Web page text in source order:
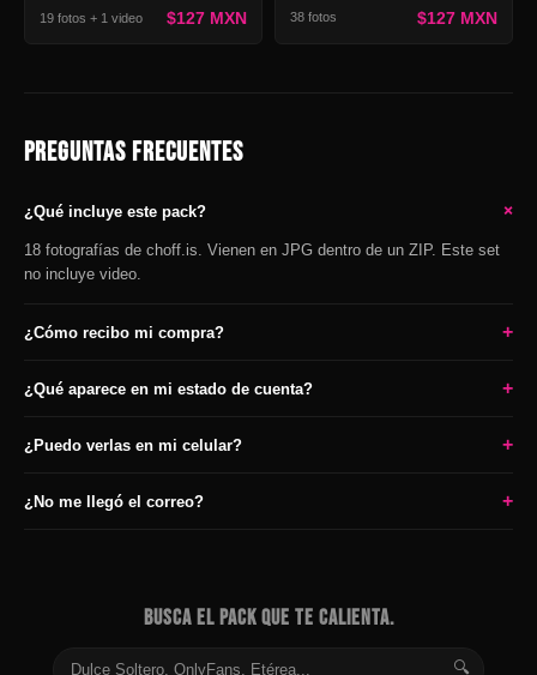
19 fotos + 1 video $127 MXN 38 fotos $127 MXN
PREGUNTAS FRECUENTES
¿Qué incluye este pack? +
18 fotografías de choff.is. Vienen en JPG dentro de un ZIP. Este set
no incluye video.
¿Cómo recibo mi compra? +
¿Qué aparece en mi estado de cuenta? +
¿Puedo verlas en mi celular? +
¿No me llegó el correo? +
BUSCA EL PACK QUE TE CALIENTA.
🔍